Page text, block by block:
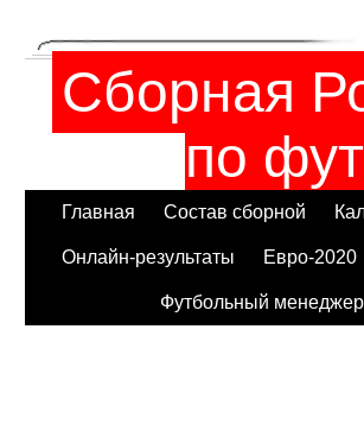
Сборная
по
Главная Состав сборной
Онлайн-результаты Евро-2020
Футбольный менеджер